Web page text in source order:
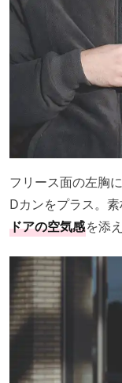
フリース面の左胸
Dカンをプラス。
ドアの空気感を添